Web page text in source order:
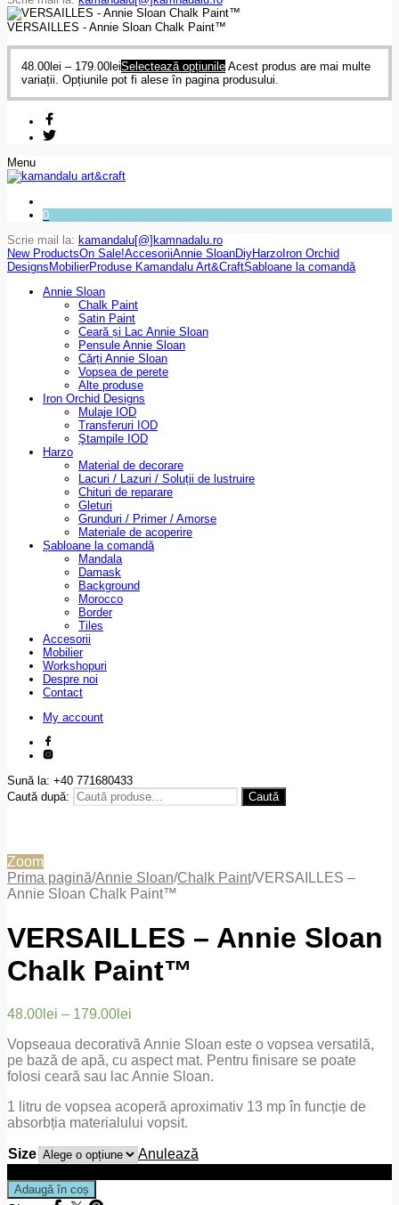
VERSAILLES - Annie Sloan Chalk Paint™
48.00 lei – 179.00 leiSelectează opțiunile Acest produs are mai multe
variații. Opțiunile pot fi alese în pagina produsului.
Menu
0
Scrie mail la: kamandalu[@]kamnadalu.ro
New ProductsOn Sale!AccesoriiAnnie SloanDiyHarzo Iron Orchid
Designs MobilierProduse Kamandalu Art&CraftȘabloane la comandă
Annie Sloan
Chalk Paint
Satin Paint
Ceară și Lac Annie Sloan
Pensule Annie Sloan
Cărți Annie Sloan
Vopsea de perete
Alte produse
Iron Orchid Designs
Mulaje IOD
Transferuri IOD
Ştampile IOD
Harzo
Material de decorare
Lacuri / Lazuri / Soluții de lustruire
Chituri de reparare
Gleturi
Grunduri / Primer / Amorse
Materiale de acoperire
Șabloane la comandă
Mandala
Damask
Background
Morocco
Border
Tiles
Accesorii
Mobilier
Workshopuri
Despre noi
Contact
My account
Sună la: +40 771680433
Caută după:
Caută
Zoom
Prima pagină/Annie Sloan/Chalk Paint/VERSAILLES –
Annie Sloan Chalk Paint™
VERSAILLES – Annie Sloan
Chalk Paint™
48.00 lei – 179.00 lei
Vopseaua decorativă Annie Sloan este o vopsea versatilă,
pe bază de apă, cu aspect mat. Pentru finisare se poate
folosi ceară sau lac Annie Sloan.
1 litru de vopsea acoperă aproximativ 13 mp în funcție de
absorbția materialului vopsit.
Size
Anulează
Adaugă în coș